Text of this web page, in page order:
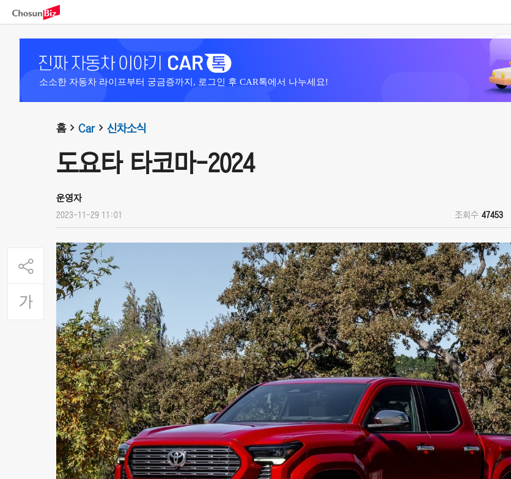
소소한 자동차 라이프부터 궁금증까지, 로그인 후 CAR톡에서 나누세요!
홈 Car 신차소식
도요타 타코마-2024
운영자
2023-11-29 11:01 조회수 47453